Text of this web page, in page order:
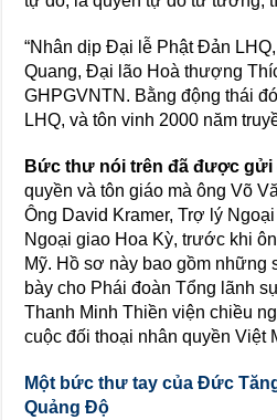
“Nhân dịp Đại lễ Phật Đản
Quang, Đại lão Hoà thượng
GHPGVNTN. Bằng động thái
LHQ, và tôn vinh 2000 năm
Bức thư nói trên đã được gửi
quyền và tôn giáo mà ông Võ
Ông David Kramer, Trợ lý
Ngoại giao Hoa Kỳ, trước khi
Mỹ. Hồ sơ này bao gồm
bày cho Phái đoàn Tổng lãnh
Thanh Minh Thiền viện chiều
cuộc đối thoại nhân quyền Việt
Một bức thư tay của Đức
Quảng Độ